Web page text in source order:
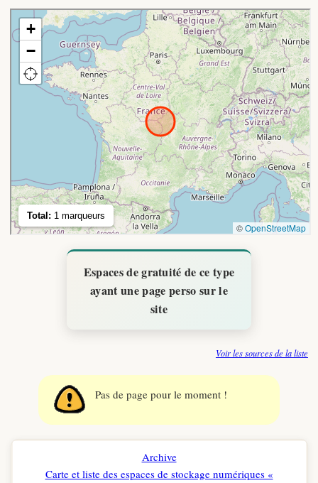
Espaces de gratuité de ce type
ayant une page perso sur le
site
Voir les sources de la liste
Pas de page pour le moment !
Archive
Carte et liste des espaces de stockage numériques «